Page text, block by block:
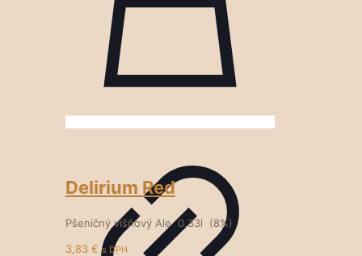
Delirium Red
Pšeničný višňový Ale 0,33l (8%)
3,83 € s DPH